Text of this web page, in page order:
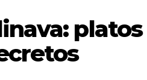
platos